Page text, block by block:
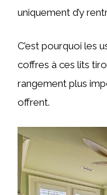
uniquement d’y
C’est pourquoi les
coffres à ces lits
rangement plus
offrent.